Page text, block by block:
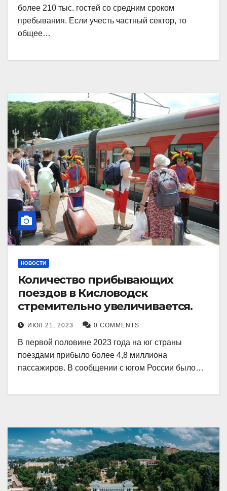
более 210 тыс. гостей со средним сроком
пребывания. Если учесть частный сектор, то
общее…
НОВОСТИ
Количество прибывающих
поездов в Кисловодск
стремительно увеличивается.
ИЮЛ 21, 2023 0 COMMENTS
В первой половине 2023 года на юг страны
поездами прибыло более 4,8 миллиона
пассажиров. В сообщении с югом России было…